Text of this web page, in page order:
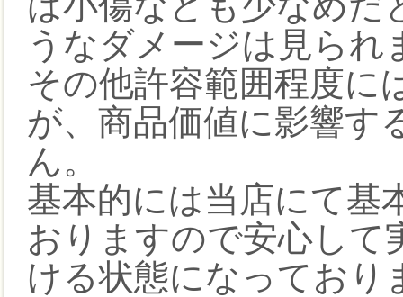
うなダメージは見られ
その他許容範囲程度に
が、商品価値に影響す
ん。
基本的には当店にて基
おりますので安心して
ける状態になっており